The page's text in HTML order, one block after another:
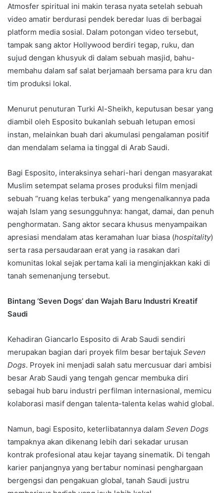
Atmosfer spiritual ini makin terasa nyata setelah sebuah
video amatir berdurasi pendek beredar luas di berbagai
platform media sosial. Dalam potongan video tersebut,
tampak sang aktor Hollywood berdiri tegap, ruku, dan
sujud dengan khusyuk di dalam sebuah masjid, bahu-
membahu dalam saf salat berjamaah bersama para kru dan
tim produksi lokal.
Menurut penuturan Turki Al-Sheikh, keputusan besar yang
diambil oleh Esposito bukanlah sebuah letupan emosi
instan, melainkan buah dari akumulasi pengalaman positif
dan mendalam selama ia tinggal di Arab Saudi.
Bagi Esposito, interaksinya sehari-hari dengan masyarakat
Muslim setempat selama proses produksi film menjadi
sebuah “ruang kelas terbuka” yang mengenalkannya pada
wajah Islam yang sesungguhnya: hangat, damai, dan penuh
penghormatan. Sang aktor secara khusus menyampaikan
apresiasi mendalam atas keramahan luar biasa (hospitality)
serta rasa persaudaraan erat yang ia rasakan dari
komunitas lokal sejak pertama kali ia menginjakkan kaki di
tanah semenanjung tersebut.
Bintang ‘Seven Dogs’ dan Wajah Baru Industri Kreatif
Saudi
Kehadiran Giancarlo Esposito di Arab Saudi sendiri
merupakan bagian dari proyek film besar bertajuk Seven
Dogs. Proyek ini menjadi salah satu mercusuar dari ambisi
besar Arab Saudi yang tengah gencar membuka diri
sebagai hub baru industri perfilman internasional, memicu
kolaborasi masif dengan talenta-talenta kelas wahid global.
Namun, bagi Esposito, keterlibatannya dalam Seven Dogs
tampaknya akan dikenang lebih dari sekadar urusan
kontrak profesional atau kejar tayang sinematik. Di tengah
karier panjangnya yang bertabur nominasi penghargaan
bergengsi dan pengakuan global, tanah Saudi justru